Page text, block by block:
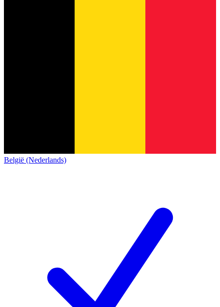
België (Nederlands)